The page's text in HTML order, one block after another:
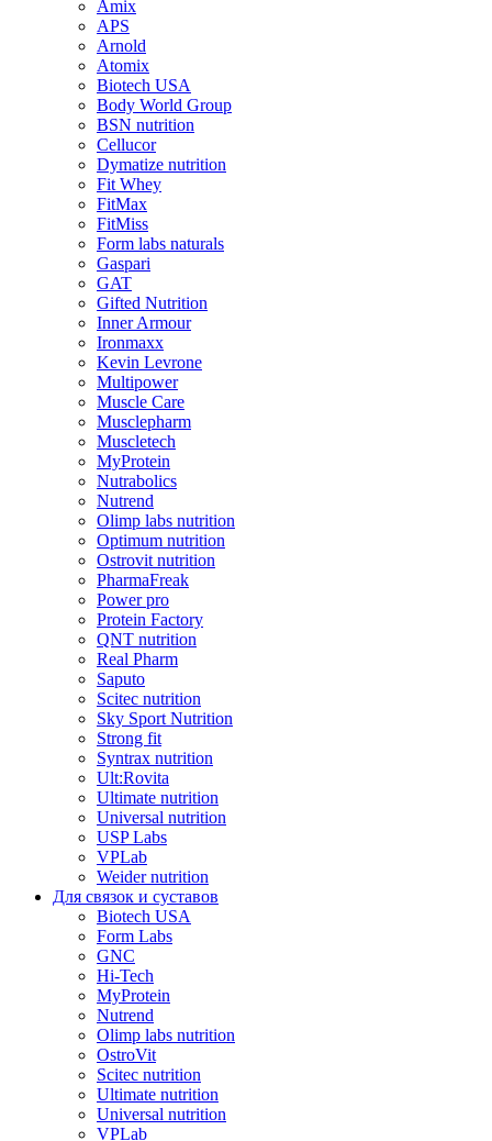
Amix
APS
Arnold
Atomix
Biotech USA
Body World Group
BSN nutrition
Cellucor
Dymatize nutrition
Fit Whey
FitMax
FitMiss
Form labs naturals
Gaspari
GAT
Gifted Nutrition
Inner Armour
Ironmaxx
Kevin Levrone
Multipower
Muscle Care
Musclepharm
Muscletech
MyProtein
Nutrabolics
Nutrend
Olimp labs nutrition
Optimum nutrition
Ostrovit nutrition
PharmaFreak
Power pro
Protein Factory
QNT nutrition
Real Pharm
Saputo
Scitec nutrition
Sky Sport Nutrition
Strong fit
Syntrax nutrition
Ult:Rovita
Ultimate nutrition
Universal nutrition
USP Labs
VPLab
Weider nutrition
Для связок и суставов
Biotech USA
Form Labs
GNC
Hi-Tech
MyProtein
Nutrend
Olimp labs nutrition
OstroVit
Scitec nutrition
Ultimate nutrition
Universal nutrition
VPLab